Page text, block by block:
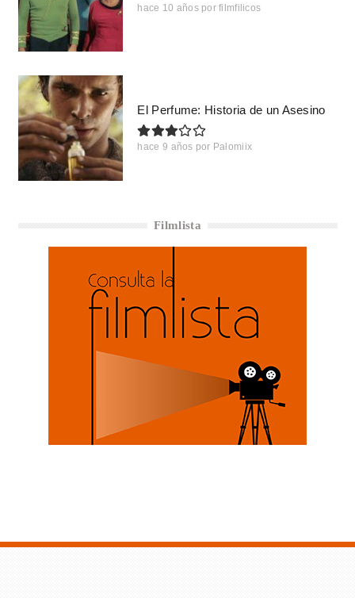
hace 10 años por filmfilicos
El Perfume: Historia de un Asesino
hace 9 años por Palomiix
Filmlista